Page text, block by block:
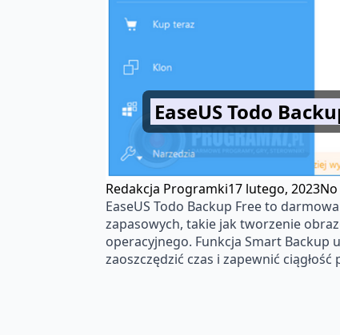
EaseUS Todo
Redakcja Programki17 lutego, 2023
EaseUS Todo Backup Free to
zapasowych, takie jak tworzenie
operacyjnego. Funkcja Smart
zaoszczędzić czas i zapewnić